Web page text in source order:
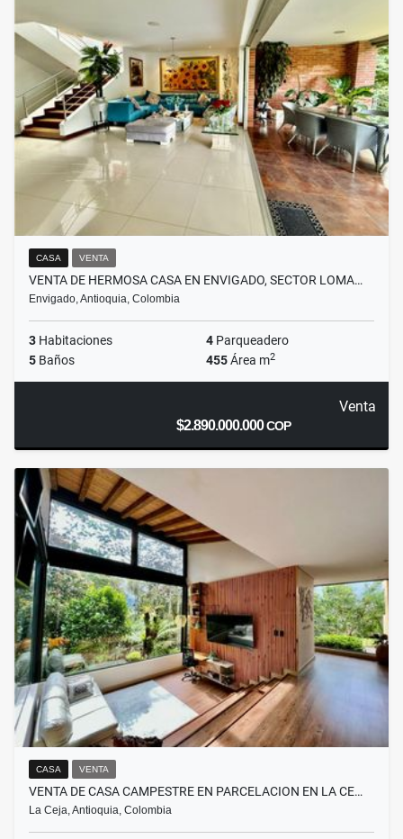
CASA VENTA
VENTA DE HERMOSA CASA EN ENVIGADO, SECTOR LOMA…
Envigado, Antioquia, Colombia
3 Habitaciones 4 Parqueadero
5 Baños 455Área m2
Venta
$2.890.000.000COP
CASA VENTA
VENTA DE CASA CAMPESTRE EN PARCELACION EN LA CE…
La Ceja, Antioquia, Colombia